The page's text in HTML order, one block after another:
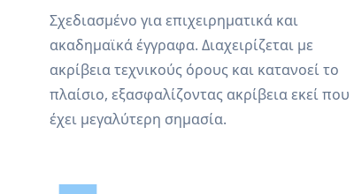
Σχεδιασμένο για επιχειρηματικά και
ακαδημαϊκά έγγραφα. Διαχειρίζεται με
ακρίβεια τεχνικούς όρους και κατανοεί το
πλαίσιο, εξασφαλίζοντας ακρίβεια εκεί που
έχει μεγαλύτερη σημασία.